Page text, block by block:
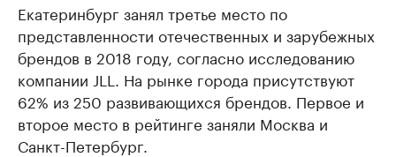
Екатеринбург занял третье место по
представленности отечественных и зарубежных
брендов в 2018 году, согласно исследованию
компании JLL. На рынке города присутствуют
62% из 250 развивающихся брендов. Первое и
второе место в рейтинге заняли Москва и
Санкт-Петербург.